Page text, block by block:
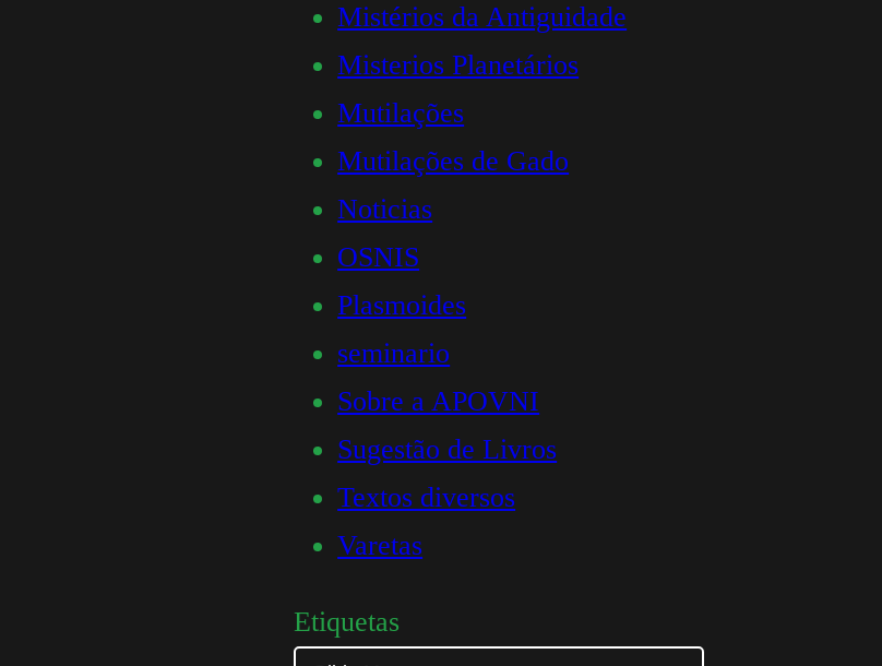
Mistérios da Antiguidade
Misterios Planetários
Mutilações
Mutilações de Gado
Noticias
OSNIS
Plasmoides
seminario
Sobre a APOVNI
Sugestão de Livros
Textos diversos
Varetas
Etiquetas